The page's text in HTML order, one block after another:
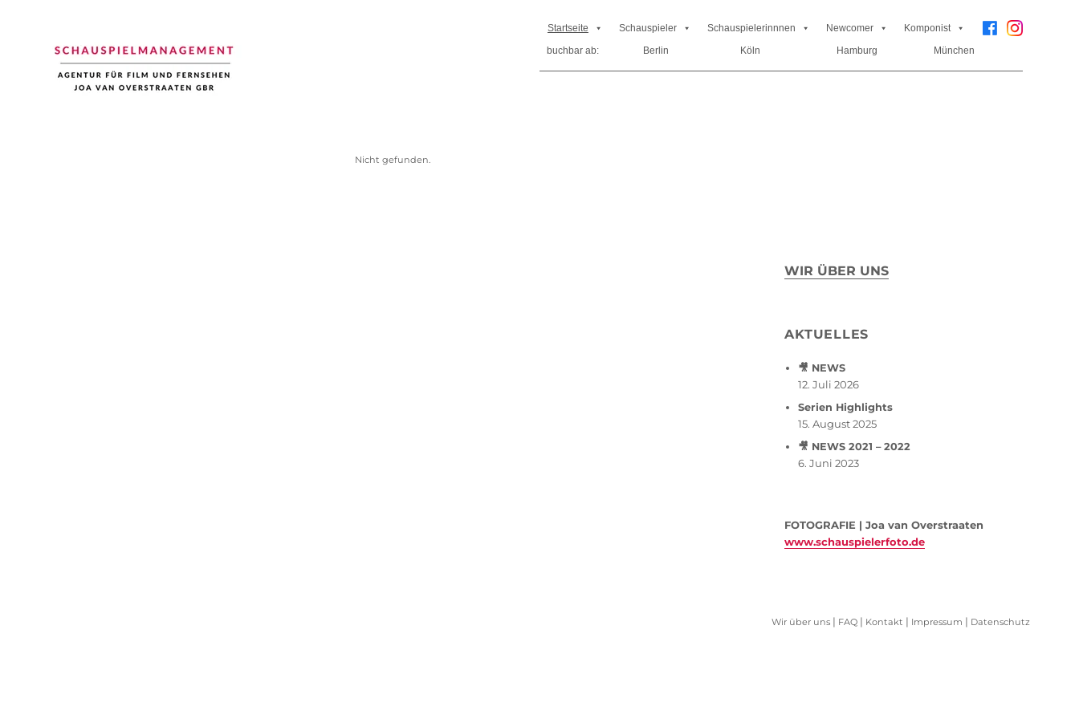
Startseite
buchbar ab:
Berlin Köln Hamburg München
Schauspieler Schauspielerinnnen Newcomer Komponist
Nicht gefunden.
WIR ÜBER UNS
AKTUELLES
🎥 NEWS
12. Juli 2026
Serien Highlights
15. August 2025
🎥 NEWS 2021 – 2022
6. Juni 2023
FOTOGRAFIE | Joa van Overstraaten
www.schauspielerfoto.de
Wir über uns| FAQ| Kontakt | Impressum | Datenschutz